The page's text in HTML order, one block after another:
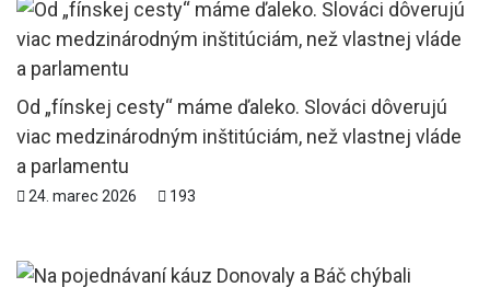
Od „fínskej cesty“ máme ďaleko. Slováci dôverujú
viac medzinárodným inštitúciám, než vlastnej vláde
a parlamentu
24. marec 2026 193